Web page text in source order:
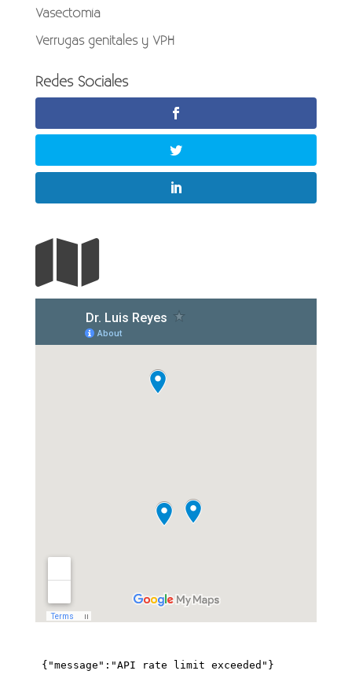
Vasectomía
Verrugas genitales y VPH
Redes Sociales